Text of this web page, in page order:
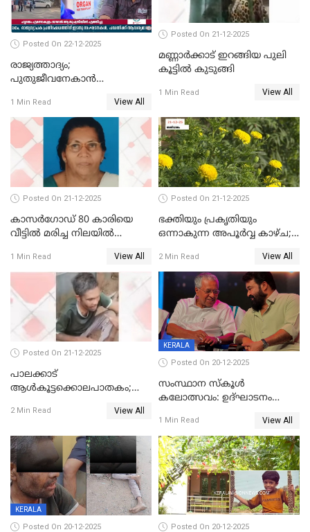
Posted On 22-12-2025
രാജ്യത്താദ്യം;
പുതുജീവനേകാൻ
എറണാകുളം സർക്കാർ
ജനറൽ
ആശുപത്രിയിലെത്തിച്ചു
1 Min Read View All
Posted On 21-12-2025
മണ്ണാർക്കാട് ഇറങ്ങിയ പുലി
കൂട്ടിൽ കുടുങ്ങി
1 Min Read View All
Posted On 21-12-2025
കാസർഗോഡ് 80 കാരിയെ
വീട്ടിൽ മരിച്ച നിലയിൽ
1 Min Read View All
Posted On 21-12-2025
ഭക്തിയും പ്രകൃതിയും
ഒന്നാകുന്ന അപൂര്‍വ്വ കാഴ്ച;
കാഴ്ചാനുഭവമൊരുക്കി
ശബരീ നന്ദനം
2 Min Read View All
Posted On 21-12-2025
പാലക്കാട്‌
ആൾകൂട്ടക്കൊലപാതകം;
ഊർജ്ജിതമാക്കിമാക്കി
2 Min Read View All
KERALA
Posted On 20-12-2025
സംസ്ഥാന സ്കൂൾ
കലോത്സവം: ഉദ്ഘാടനം
മുഖ്യാതിഥിയായി
മോഹൻലാൽ
1 Min Read View All
KERALA
Posted On 20-12-2025 Posted On 20-12-2025